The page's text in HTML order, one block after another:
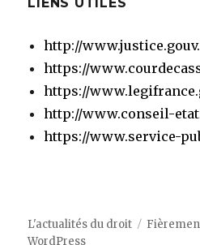
http://
https://
https://
http://www.conseil-
https://www.service-
L'actualités du droit
WordPress